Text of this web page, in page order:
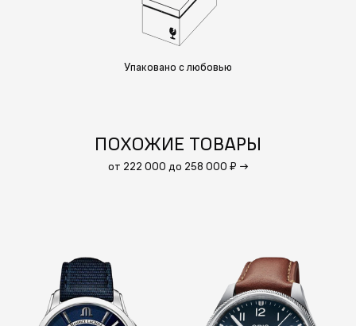
Упаковано с любовью
ПОХОЖИЕ ТОВАРЫ
от 222 000 до 258 000 ₽ →